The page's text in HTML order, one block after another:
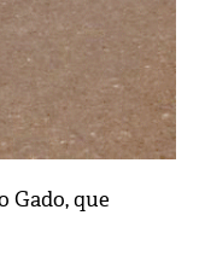
Gado, que